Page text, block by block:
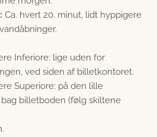
Ca. hvert 20. minut, lidt hyppigere
Inferiore: lige uden for
ved siden af billetkontoret.
Superiore: på den lille
billetboden (følg skiltene